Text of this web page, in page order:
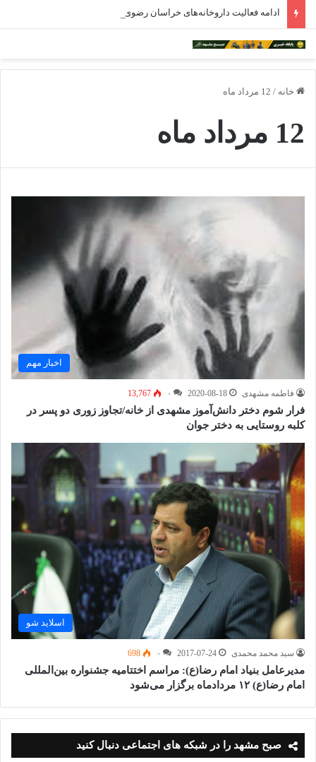
خانه / 12 مرداد ماه
12 مرداد ماه
اخبار مهم
فاطمه مشهدی 2020-08-18 ۰ 13,767
فرار شوم دختر دانش‌‌آموز مشهدی از خانه/تجاوز زوری دو پسر در
کلبه روستایی به دختر جوان
اسلاید شو
سید محمد محمدی 2017-07-24 ۰ 698
مدیرعامل بنیاد امام رضا(ع): مراسم اختتامیه جشنواره بین‌المللی
امام رضا(ع) ۱۲ مردادماه برگزار می‌شود
صبح مشهد را در شبکه های اجتماعی دنبال کنید